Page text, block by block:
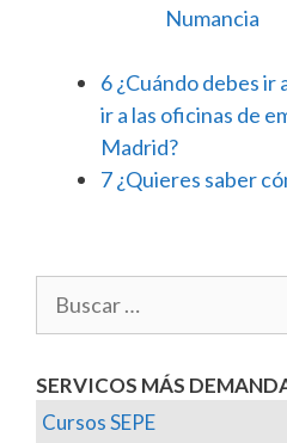
Numancia
6¿Cuándo debes ir
ir a las oficinas de
Madrid?
7¿Quieres saber
SERVICOS MÁS
Cursos SEPE